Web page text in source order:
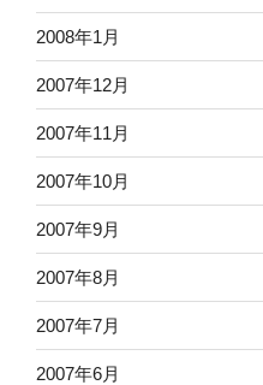
2008年1月
2007年12月
2007年11月
2007年10月
2007年9月
2007年8月
2007年7月
2007年6月